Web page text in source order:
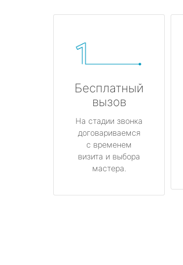
Бесплатный
вызов
На стадии звонка
договариваемся
с временем
визита и выбора
мастера.